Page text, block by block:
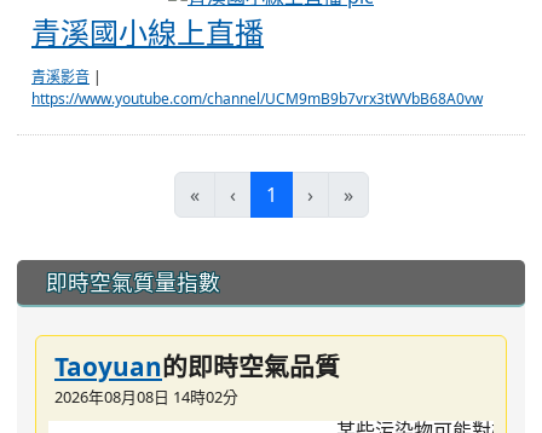
青溪國小線上直播
青溪影音 |
https://www.youtube.com/channel/UCM9mB9b7vrx3tWVbB68A0vw
« ‹ 1 (current)
› »
::: 即時空氣質量指數
Taoyuan的即時空氣品質
2026年08月08日 14時02分